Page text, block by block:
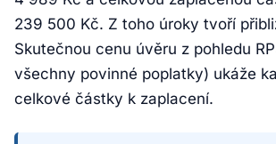
239 500 Kč. Z toho úroky tvoří
Skutečnou cenu úvěru z pohledu
všechny povinné poplatky) ukáže
celkové částky k zaplacení.